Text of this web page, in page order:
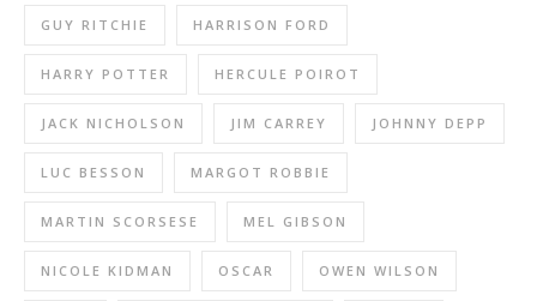
GUY RITCHIE HARRISON FORD
HARRY POTTER HERCULE POIROT
JACK NICHOLSON JIM CARREY JOHNNY DEPP
LUC BESSON MARGOT ROBBIE
MARTIN SCORSESE MEL GIBSON
NICOLE KIDMAN OSCAR OWEN WILSON